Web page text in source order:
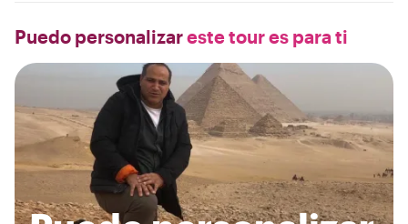
Puedo personalizareste tour es para ti